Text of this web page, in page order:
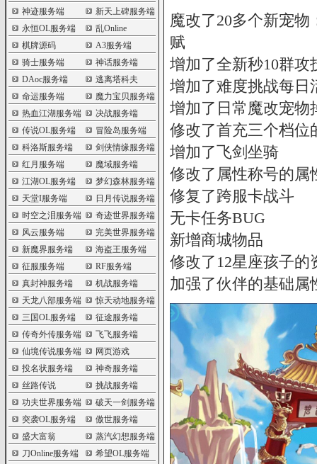
神迹服务端
新天上碑服务端
永恒OL服务端
乱Online
棋牌源码
A3服务端
骑士服务端
神话服务端
DAoc服务端
逃离塔科夫
命运服务端
魔力宝贝服务端
热血江湖服务端
决战服务端
传说OL服务端
冒险岛服务端
科洛斯服务端
剑侠情缘服务端
红月服务端
魔域服务端
江湖OL服务端
梦幻森林服务端
天堂I服务端
日月传说服务端
时空之泪服务端
奇迹世界服务端
风云服务端
完美世界服务端
新魔界服务端
海盗王服务端
征服服务端
RF服务端
真封神服务端
机战服务端
天龙八部服务端
惊天动地服务端
三国OL服务端
征途服务端
传奇外传服务端
飞飞服务端
仙境传说服务端
网页游戏
投名状服务端
神奇服务端
丝路传说
挑战服务端
功夫世界服务端
破天一剑服务端
突袭OL服务端
傲世服务端
盛大富翁
蒸汽幻想服务端
刀Online服务端
希望OL服务端
魔改了20多个新宠
赋
增加了全新秒10群
增加了难度挑战每日
增加了日常魔改宠物
修改了首充三个档位
增加了飞剑坐骑
修改了属性称号的属
修复了跨服卡战斗
无卡任务BUG
新增商城物品
修改了12星座孩子的
加强了伙伴的基础属